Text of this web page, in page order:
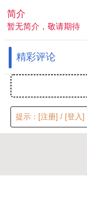
简介
暂无简介，敬请期待
精彩评论
提示： [注册] / [登入]